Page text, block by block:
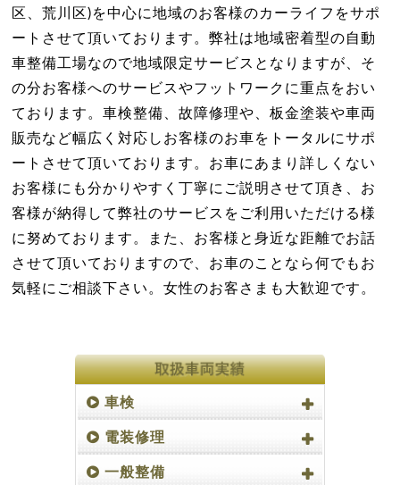
区、荒川区)を中心に地域のお客様のカーライフをサポ
ートさせて頂いております。弊社は地域密着型の自動
車整備工場なので地域限定サービスとなりますが、そ
の分お客様へのサービスやフットワークに重点をおい
ております。車検整備、故障修理や、板金塗装や車両
販売など幅広く対応しお客様のお車をトータルにサポ
ートさせて頂いております。お車にあまり詳しくない
お客様にも分かりやすく丁寧にご説明させて頂き、お
客様が納得して弊社のサービスをご利用いただける様
に努めております。また、お客様と身近な距離でお話
させて頂いておりますので、お車のことなら何でもお
気軽にご相談下さい。女性のお客さまも大歓迎です。
車検
電装修理
一般整備